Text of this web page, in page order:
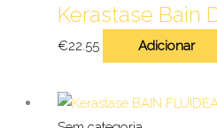
Kerastase Bain
€22.55 Adicionar